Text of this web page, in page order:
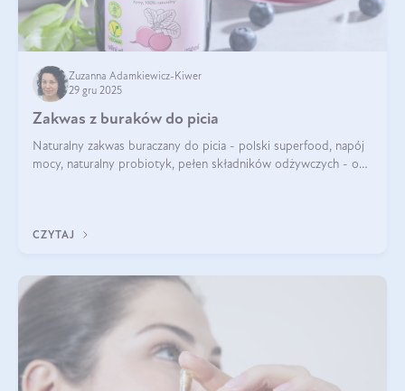
Zuzanna Adamkiewicz-Kiwer
29 gru 2025
Zakwas z buraków do picia
Naturalny zakwas buraczany do picia - polski superfood, napój
mocy, naturalny probiotyk, pełen składników odżywczych - o
CZYTAJ